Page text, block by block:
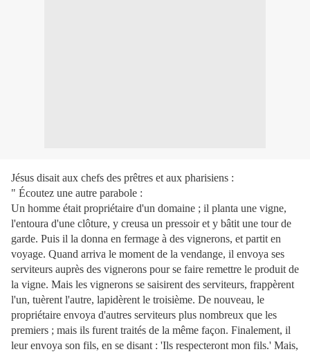
Jésus disait aux chefs des prêtres et aux pharisiens :
" Écoutez une autre parabole :
Un homme était propriétaire d'un domaine ; il planta une vigne,
l'entoura d'une clôture, y creusa un pressoir et y bâtit une tour de
garde. Puis il la donna en fermage à des vignerons, et partit en
voyage. Quand arriva le moment de la vendange, il envoya ses
serviteurs auprès des vignerons pour se faire remettre le produit de
la vigne. Mais les vignerons se saisirent des serviteurs, frappèrent
l'un, tuèrent l'autre, lapidèrent le troisième. De nouveau, le
propriétaire envoya d'autres serviteurs plus nombreux que les
premiers ; mais ils furent traités de la même façon. Finalement, il
leur envoya son fils, en se disant : 'Ils respecteront mon fils.' Mais,